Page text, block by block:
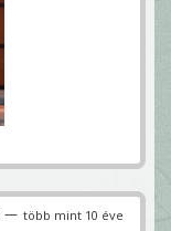
több mint 10 éve
—